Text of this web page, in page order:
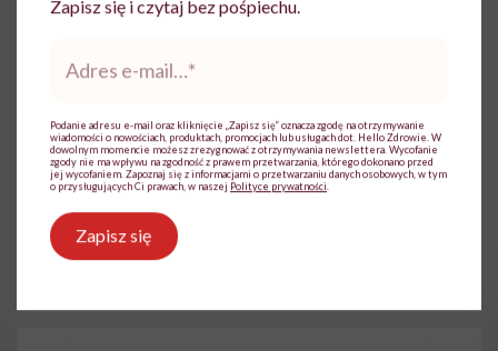
błonnik Jelita
Zapisz się i czytaj bez pośpiechu.
mail*
Podanie adresu e-mail oraz kliknięcie „Zapisz się” oznacza zgodę na otrzymywanie
wiadomości o nowościach, produktach, promocjach lub usługach dot. Hello Zdrowie. W
dowolnym momencie możesz zrezygnować z otrzymywania newslettera. Wycofanie
zgody nie ma wpływu na zgodność z prawem przetwarzania, którego dokonano przed
jej wycofaniem. Zapoznaj się z informacjami o przetwarzaniu danych osobowych, w tym
o przysługujących Ci prawach, w naszej Polityce prywatności
Zapisz się